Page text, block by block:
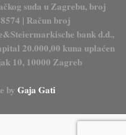
suda u Zagrebu, broj
| Račun broj
bank d.d.,
20.000,00 kuna uplaćen
10, 10000 Zagreb
by Gaja Gati